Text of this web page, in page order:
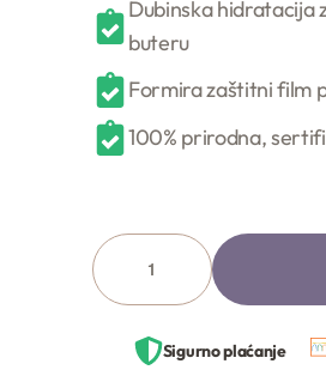
Dubinska hidratacija
buteru
Formira zaštitni film
100% prirodna,
Sigurno plaćanje